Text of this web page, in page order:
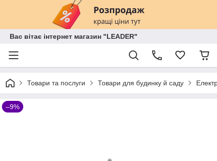
Вас вітає інтернет магазин "LEADER"
Товари та послуги Товари для будинку й саду
–9%